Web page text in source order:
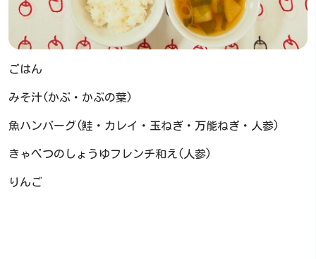
ごはん
みそ汁(かぶ・かぶの葉)
魚ハンバーグ(鮭・カレイ・玉ねぎ・万能ねぎ・人参)
きゃべつのしょうゆフレンチ和え(人参)
りんご